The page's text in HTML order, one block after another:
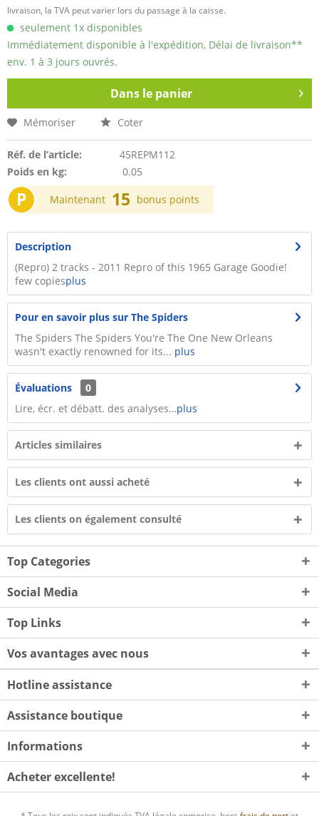
livraison, la TVA peut varier lors du passage à la caisse.
seulement 1x disponibles
Immédiatement disponible à l'expédition, Délai de livraison**
env. 1 à 3 jours ouvrés.
Dans le panier
Mémoriser Coter
Réf. de l’article:
45REPM112
Poids en kg:
0.05
P Maintenant 15 bonus points
Description
(Repro) 2 tracks - 2011 Repro of this 1965 Garage Goodie!
few copiesplus
Pour en savoir plus sur The Spiders
The Spiders The Spiders You're The One New Orleans
wasn't exactly renowned for its... plus
Évaluations
0
Lire, écr. et débatt. des analyses…plus
Articles similaires
Les clients ont aussi acheté
Les clients on également consulté
Top Categories
Social Media
Top Links
Vos avantages avec nous
Hotline assistance
Assistance boutique
Informations
Acheter excellente!